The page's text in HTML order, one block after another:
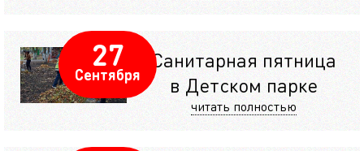
27
Сентября
Санитарная пятница
в Детском парке
читать полностью